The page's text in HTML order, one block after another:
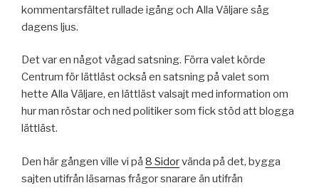
kommentarsfältet rullade igång och Alla Väljare såg
dagens ljus.
Det var en något vågad satsning. Förra valet körde
Centrum för lättläst också en satsning på valet som
hette Alla Väljare, en lättläst valsajt med information om
hur man röstar och ned politiker som fick stöd att blogga
lättläst.
Den här gången ville vi på 8 Sidorvända på det, bygga
sajten utifrån läsarnas frågor snarare än utifrån